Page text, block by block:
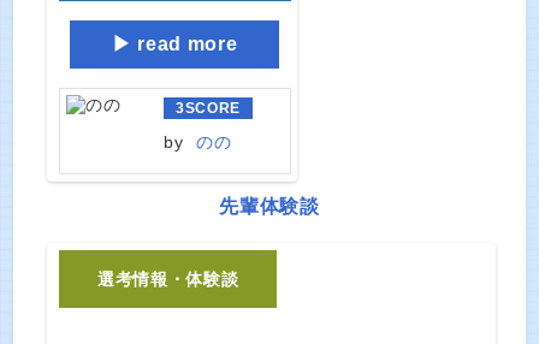
read more
3SCORE
by のの
先輩体験談
選考情報・体験談